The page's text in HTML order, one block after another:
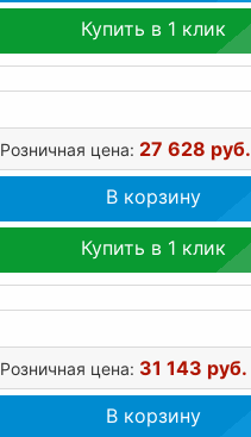
Купить в 1 клик
Розничная цена: 27 628 руб.
В корзину
Купить в 1 клик
Розничная цена: 31 143 руб.
В корзину